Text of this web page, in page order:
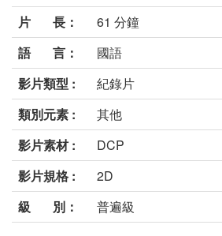
片 長：
61 分鐘
語 言：
國語
影片類型 :
紀錄片
類別元素 :
其他
影片素材 :
DCP
影片規格 :
2D
級 別：
普遍級